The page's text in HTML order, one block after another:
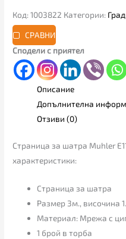
Код:1003822 Категории:
СРАВНИ
Сподели с приятел
Описание
Допълнителна
Отзиви (0)
Страница за шатра Muhler
характеристики:
Страница за шатра
Размер 3м., височина
Материал: Мрежа с
1 брой в торба